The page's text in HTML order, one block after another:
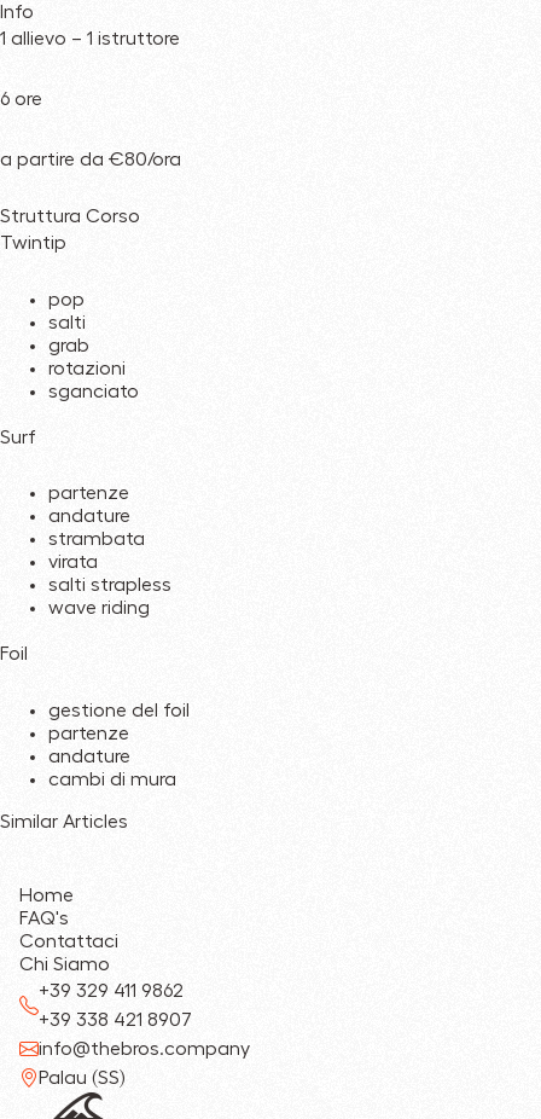
Info
1 allievo – 1 istruttore
6 ore
a partire da €80/ora
Struttura Corso
Twintip
pop
salti
grab
rotazioni
sganciato
Surf
partenze
andature
strambata
virata
salti strapless
wave riding
Foil
gestione del foil
partenze
andature
cambi di mura
Similar Articles
Home
FAQ's
Contattaci
Chi Siamo
+39 329 411 9862
+39 338 421 8907
info@thebros.company
Palau (SS)